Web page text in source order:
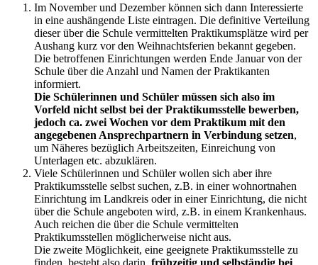
Im November und Dezember können sich dann Interessierte
in eine aushängende Liste eintragen. Die definitive Verteilung
dieser über die Schule vermittelten Praktikumsplätze wird per
Aushang kurz vor den Weihnachtsferien bekannt gegeben.
Die betroffenen Einrichtungen werden Ende Januar von der
Schule über die Anzahl und Namen der Praktikanten
informiert.
Die Schülerinnen und Schüler müssen sich also im
Vorfeld nicht selbst bei der Praktikumsstelle bewerben,
jedoch ca. zwei Wochen vor dem Praktikum mit den
angegebenen Ansprechpartnern in Verbindung setzen,
um Näheres bezüglich Arbeitszeiten, Einreichung von
Unterlagen etc. abzuklären.
Viele Schülerinnen und Schüler wollen sich aber ihre
Praktikumsstelle selbst suchen, z.B. in einer wohnortnahen
Einrichtung im Landkreis oder in einer Einrichtung, die nicht
über die Schule angeboten wird, z.B. in einem Krankenhaus.
Auch reichen die über die Schule vermittelten
Praktikumsstellen möglicherweise nicht aus.
Die zweite Möglichkeit, eine geeignete Praktikumsstelle zu
finden, besteht also darin, frühzeitig und selbständig bei